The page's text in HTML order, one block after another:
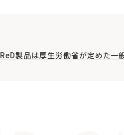
ReD製品は厚生労働省が定めた一